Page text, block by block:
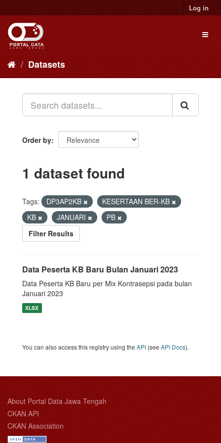
to
content
Log in
Datasets
Order by
1 dataset found
Tags: DP3AP2KB
KESERTAAN BER-KB
KB
JANUARI
PB
Filter Results
Data Peserta KB Baru Bulan Januari 2023
Data Peserta KB Baru per Mix Kontrasepsi pada bulan
Januari 2023
XLSX
You can also access this registry using the API (see API Docs).
About Portal Data Jawa Tengah
CKAN API
CKAN Association